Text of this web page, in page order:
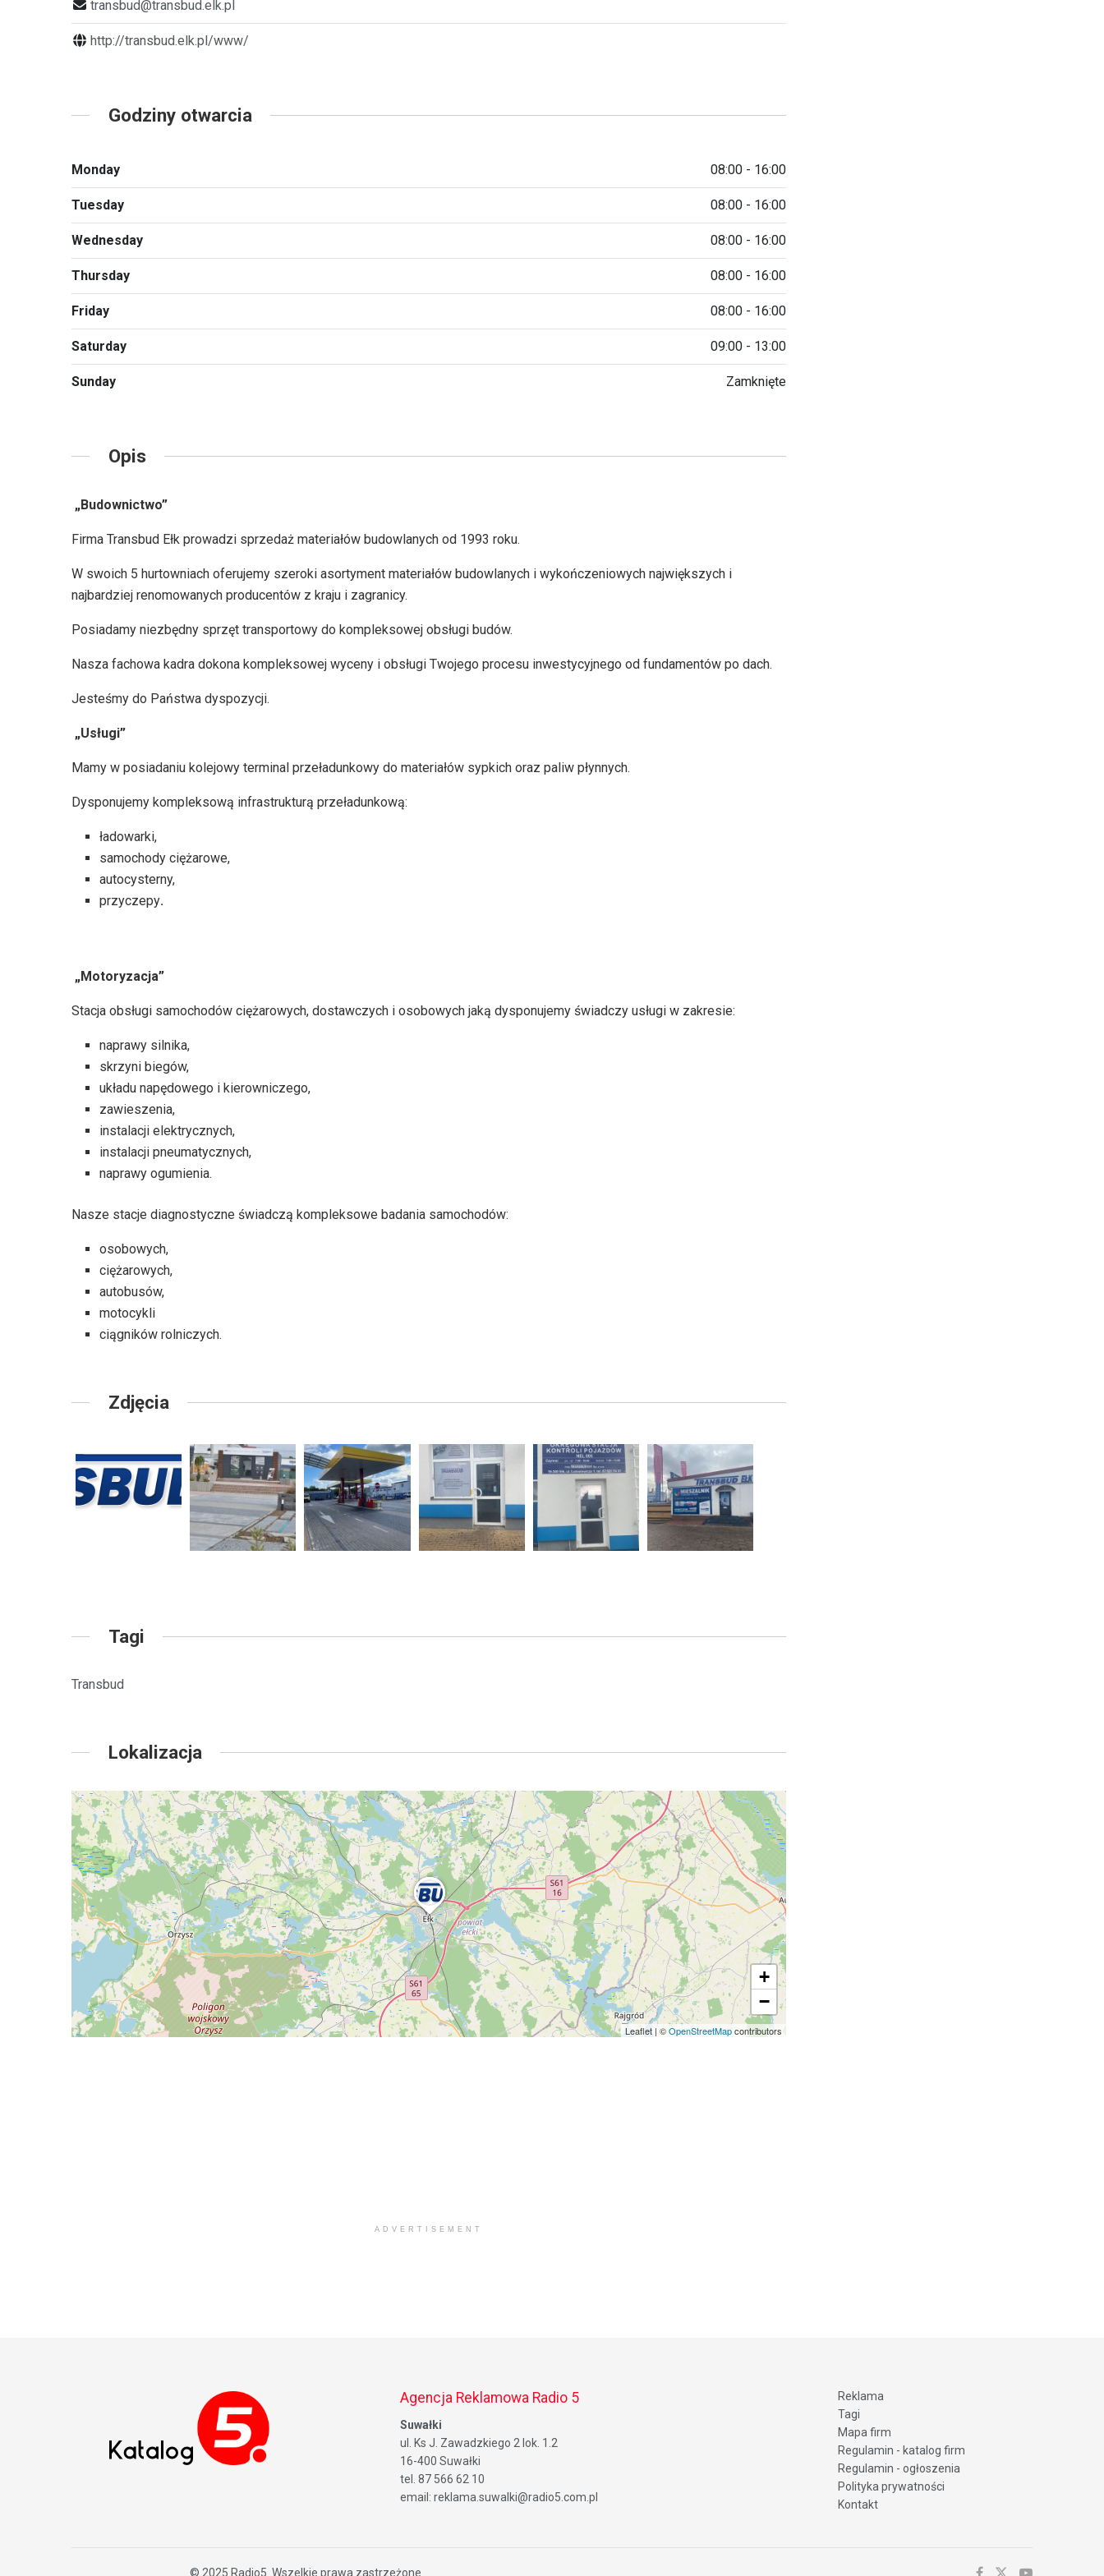
transbud@transbud.elk.pl
http://transbud.elk.pl/www/
Godziny otwarcia
Monday 08:00 - 16:00
Tuesday 08:00 - 16:00
Wednesday 08:00 - 16:00
Thursday 08:00 - 16:00
Friday 08:00 - 16:00
Saturday 09:00 - 13:00
Sunday Zamknięte
Opis
„Budownictwo”
Firma Transbud Ełk prowadzi sprzedaż materiałów budowlanych od 1993 roku.
W swoich 5 hurtowniach oferujemy szeroki asortyment materiałów budowlanych i wykończeniowych największych i
najbardziej renomowanych producentów z kraju i zagranicy.
Posiadamy niezbędny sprzęt transportowy do kompleksowej obsługi budów.
Nasza fachowa kadra dokona kompleksowej wyceny i obsługi Twojego procesu inwestycyjnego od fundamentów po dach.
Jesteśmy do Państwa dyspozycji.
„Usługi”
Mamy w posiadaniu kolejowy terminal przeładunkowy do materiałów sypkich oraz paliw płynnych.
Dysponujemy kompleksową infrastrukturą przeładunkową:
ładowarki,
samochody ciężarowe,
autocysterny,
przyczepy.
„Motoryzacja”
Stacja obsługi samochodów ciężarowych, dostawczych i osobowych jaką dysponujemy świadczy usługi w zakresie:
naprawy silnika,
skrzyni biegów,
układu napędowego i kierowniczego,
zawieszenia,
instalacji elektrycznych,
instalacji pneumatycznych,
naprawy ogumienia.
Nasze stacje diagnostyczne świadczą kompleksowe badania samochodów:
osobowych,
ciężarowych,
autobusów,
motocykli
ciągników rolniczych.
Zdjęcia
Tagi
Transbud
Lokalizacja
+
−
Leaflet | ©OpenStreetMapcontributors
ADVERTISEMENT
Agencja Reklamowa Radio 5
Suwałki
ul. Ks J. Zawadzkiego 2 lok. 1.2
16-400 Suwałki
tel. 87 566 62 10
email: reklama.suwalki@radio5.com.pl
Reklama
Tagi
Mapa firm
Regulamin - katalog firm
Regulamin - ogłoszenia
Polityka prywatności
Kontakt
© 2025 Radio5 . Wszelkie prawa zastrzeżone